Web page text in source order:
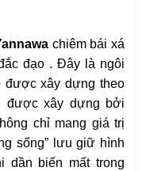
chiêm bái xá
đạo . Đây là ngôi
được xây dựng theo
được xây dựng bởi
chỉ mang giá trị
sống” lưu giữ hình
dần biến mất trong